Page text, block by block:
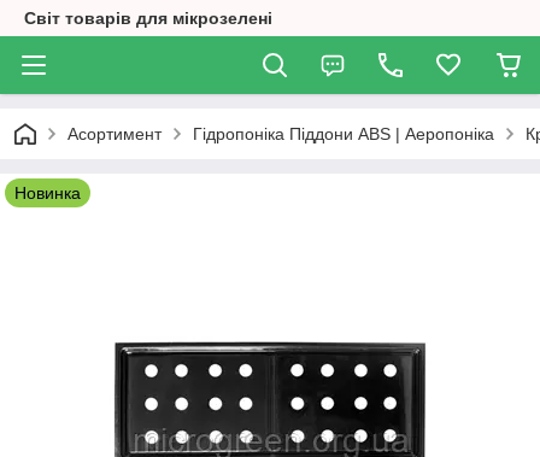
Світ товарів для мікрозелені
Асортимент Гідропоніка Піддони ABS | Аеропоніка
Новинка